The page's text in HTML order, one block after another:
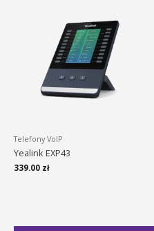
Telefony VoIP
Yealink EXP43
339.00 zł